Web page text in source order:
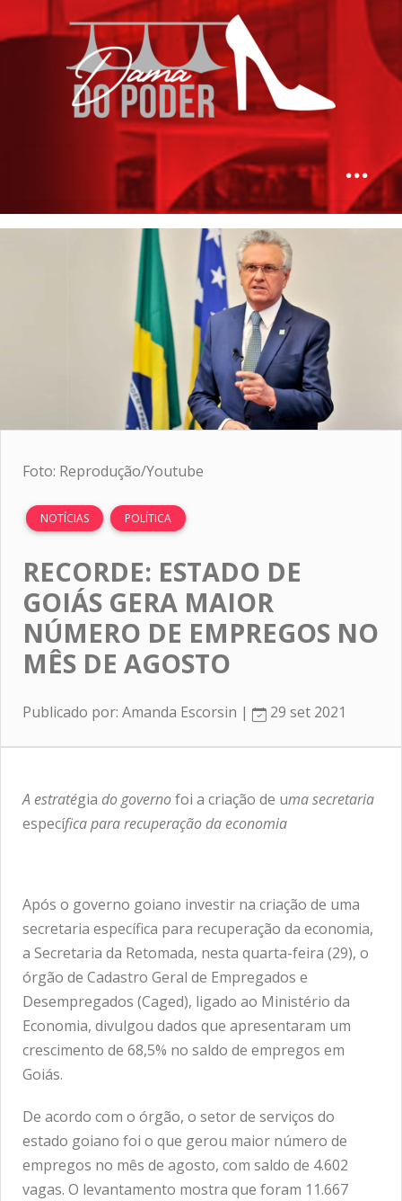
Foto: Reprodução/Youtube
NOTÍCIAS POLÍTICA
RECORDE: ESTADO DE
GOIÁS GERA MAIOR
NÚMERO DE EMPREGOS NO
MÊS DE AGOSTO
Publicado por: Amanda Escorsin | 29 set 2021
A estratégia do governofoi a criação de uma secretaria
específica para recuperação da economia
Após o governo goiano investir na criação de uma
secretaria específica para recuperação da economia,
a Secretaria da Retomada, nesta quarta-feira (29), o
órgão de Cadastro Geral de Empregados e
Desempregados (Caged), ligado ao Ministério da
Economia, divulgou dados que apresentaram um
crescimento de 68,5% no saldo de empregos em
Goiás.
De acordo com o órgão, o setor de serviços do
estado goiano foi o que gerou maior número de
empregos no mês de agosto, com saldo de 4.602
vagas. O levantamento mostra que foram 11.667